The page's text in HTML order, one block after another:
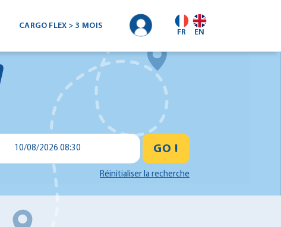
CARGO FLEX > 3 MOIS
FR EN
10/08/2026 08:30 GO !
Réinitialiser la recherche